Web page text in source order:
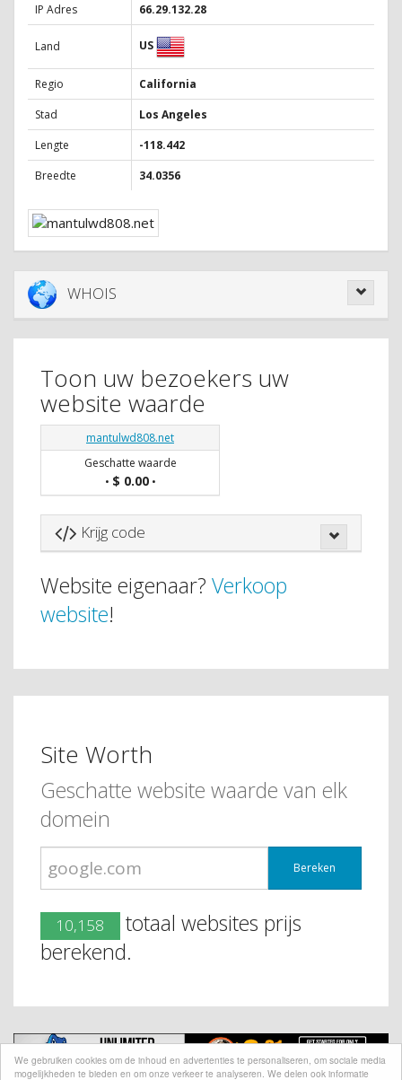
We gebruiken cookies om de inhoud en advertenties te personaliseren, om sociale media
mogelijkheden te bieden en om onze verkeer te analyseren. We delen ook informatie
IP Adres 66.29.132.28
Land US
Regio
California
Stad
Los Angeles
Lengte
-118.442
Breedte
34.0356
WHOIS
Toon uw bezoekers uw
website waarde
mantulwd808.net
Geschatte waarde
• $ 0.00•
Krijg code
Website eigenaar? Verkoop
website!
Site Worth
Geschatte website waarde van elk
domein
Bereken
10,158
totaal websites prijs
berekend.